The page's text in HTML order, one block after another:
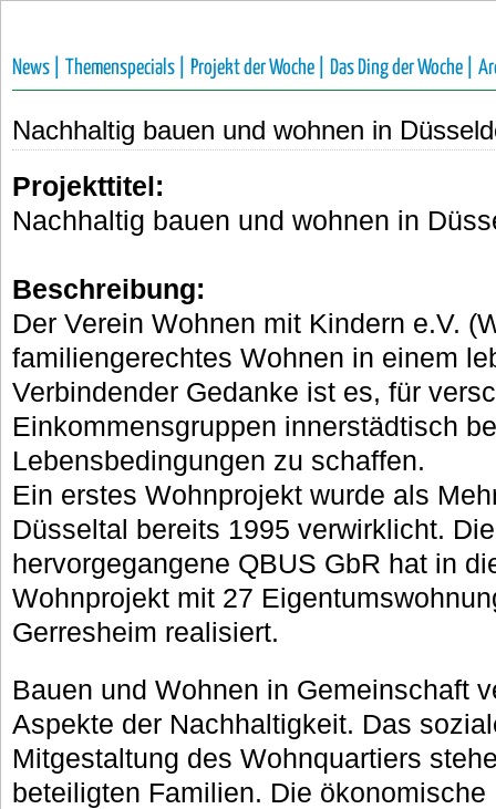
News | Themenspecials | Projekt der Woche | Das Ding der Woche |
Nachhaltig bauen und wohnen in
Projekttitel:
Nachhaltig bauen und wohnen in
Beschreibung:
Der Verein Wohnen mit Kindern e.V.
familiengerechtes Wohnen in einem
Verbindender Gedanke ist es, für
Einkommensgruppen innerstädtisch
Lebensbedingungen zu schaffen.
Ein erstes Wohnprojekt wurde als
Düsseltal bereits 1995 verwirklicht.
hervorgegangene QBUS GbR hat in
Wohnprojekt mit 27
Gerresheim realisiert.
Bauen und Wohnen in Gemeinschaft
Aspekte der Nachhaltigkeit. Das
Mitgestaltung des Wohnquartiers
beteiligten Familien. Die